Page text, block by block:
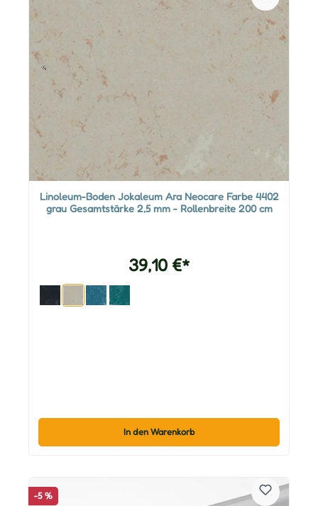
Linoleum-Boden Jokaleum Ara Neocare Farbe 4402
grau Gesamtstärke 2,5 mm - Rollenbreite 200 cm
39,10 €*
In den Warenkorb
-5 %